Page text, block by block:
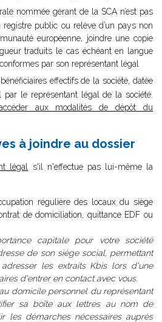
nommée gérant de la SCA n’est pas
public ou relève d’un pays non
européenne, joindre une copie
traduits le cas échéant en langue
par son représentant légal
effectifs de la société, datée
par le représentant légal de la société.
aux modalités de dépôt du
à joindre au dossier
légal
s'il n'effectue pas lui-même la
régulière des locaux du siège
de domiciliation, quittance EDF ou
capitale pour votre société
de son siège social, permettant
les extraits Kbis lors d'une
d'entrer en contact avec vous.
domicile personnel du représentant
sa boîte aux lettres au nom de
les démarches nécessaires auprès